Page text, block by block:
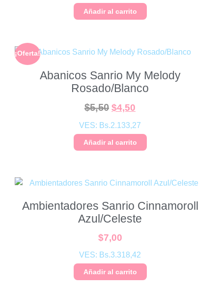
Añadir al carrito
¡Oferta!
Abanicos Sanrio My Melody
Rosado/Blanco
$5,50 $4,50
VES: Bs.2.133,27
Añadir al carrito
Ambientadores Sanrio Cinnamoroll
Azul/Celeste
$7,00
VES: Bs.3.318,42
Añadir al carrito